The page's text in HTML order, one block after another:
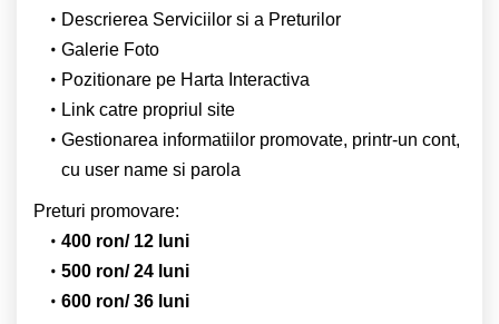
Descrierea Serviciilor si a Preturilor
Galerie Foto
Pozitionare pe Harta Interactiva
Link catre propriul site
Gestionarea informatiilor promovate, printr-un cont,
cu user name si parola
Preturi promovare:
400 ron/ 12 luni
500 ron/ 24 luni
600 ron/ 36 luni